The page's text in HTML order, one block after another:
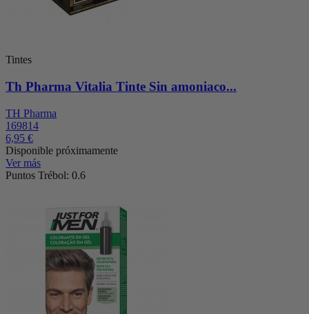
Tintes
Th Pharma Vitalia Tinte Sin amoniaco...
TH Pharma
169814
6,95 €
Disponible próximamente
Ver más
Puntos Trébol: 0.6